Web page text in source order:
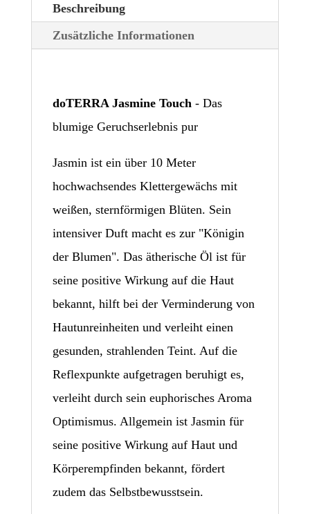
Beschreibung
Zusätzliche Informationen
doTERRA Jasmine Touch - Das
blumige Geruchserlebnis pur
Jasmin ist ein über 10 Meter
hochwachsendes Klettergewächs mit
weißen, sternförmigen Blüten. Sein
intensiver Duft macht es zur "Königin
der Blumen". Das ätherische Öl ist für
seine positive Wirkung auf die Haut
bekannt, hilft bei der Verminderung von
Hautunreinheiten und verleiht einen
gesunden, strahlenden Teint. Auf die
Reflexpunkte aufgetragen beruhigt es,
verleiht durch sein euphorisches Aroma
Optimismus. Allgemein ist Jasmin für
seine positive Wirkung auf Haut und
Körperempfinden bekannt, fördert
zudem das Selbstbewusstsein.